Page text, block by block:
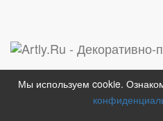
Мы используем cookie.